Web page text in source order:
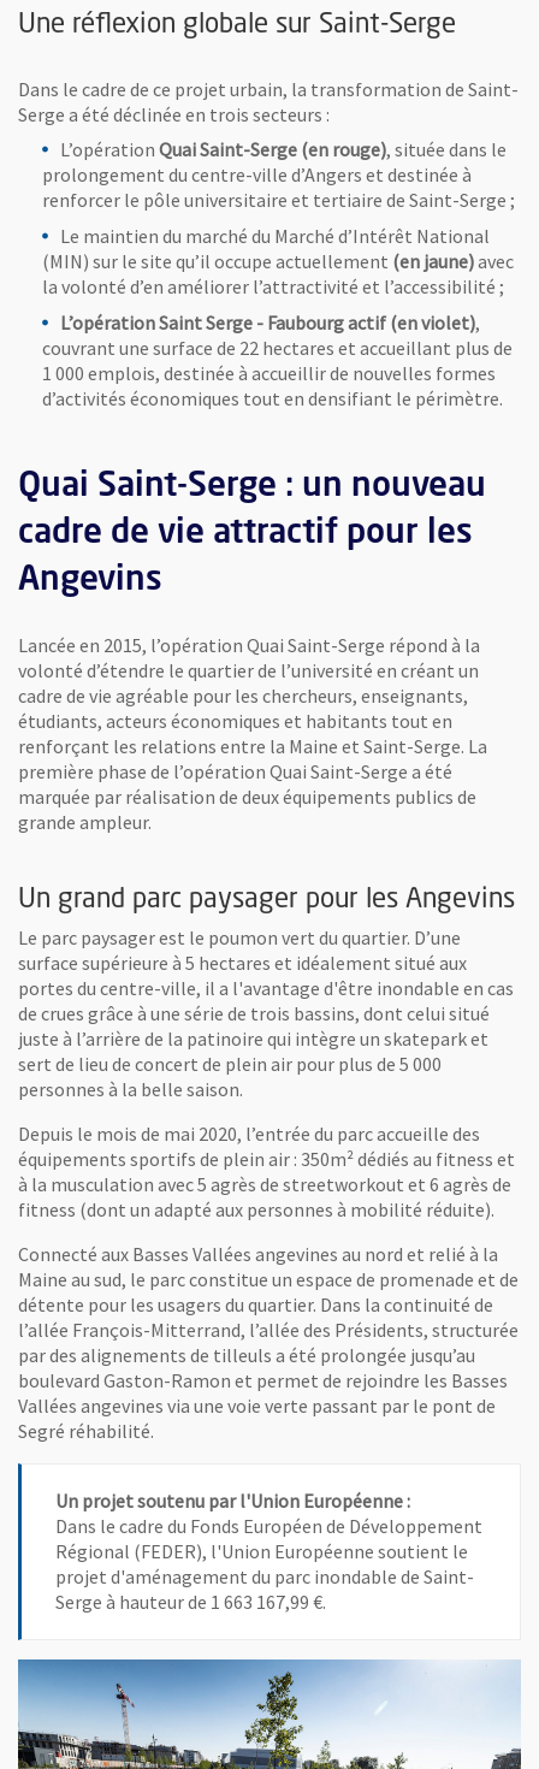
Une réflexion globale sur Saint-Serge
Dans le cadre de ce projet urbain, la transformation de Saint-
Serge a été déclinée en trois secteurs :
L’opération Quai Saint-Serge (en rouge), située dans le
prolongement du centre-ville d’Angers et destinée à
renforcer le pôle universitaire et tertiaire de Saint-Serge ;
Le maintien du marché du Marché d’Intérêt National
(MIN) sur le site qu’il occupe actuellement (en jaune)avec
la volonté d’en améliorer l’attractivité et l’accessibilité ;
L’opération Saint Serge - Faubourg actif (en violet),
couvrant une surface de 22 hectares et accueillant plus de
1 000 emplois, destinée à accueillir de nouvelles formes
d’activités économiques tout en densifiant le périmètre.
Quai Saint-Serge : un nouveau
cadre de vie attractif pour les
Angevins
Lancée en 2015, l’opération Quai Saint-Serge répond à la
volonté d’étendre le quartier de l’université en créant un
cadre de vie agréable pour les chercheurs, enseignants,
étudiants, acteurs économiques et habitants tout en
renforçant les relations entre la Maine et Saint-Serge. La
première phase de l’opération Quai Saint-Serge a été
marquée par réalisation de deux équipements publics de
grande ampleur.
Un grand parc paysager pour les Angevins
Le parc paysager est le poumon vert du quartier. D’une
surface supérieure à 5 hectares et idéalement situé aux
portes du centre-ville, il a l'avantage d'être inondable en cas
de crues grâce à une série de trois bassins, dont celui situé
juste à l’arrière de la patinoire qui intègre un skatepark et
sert de lieu de concert de plein air pour plus de 5 000
personnes à la belle saison.
Depuis le mois de mai 2020, l’entrée du parc accueille des
équipements sportifs de plein air : 350m² dédiés au fitness et
à la musculation avec 5 agrès de streetworkout et 6 agrès de
fitness (dont un adapté aux personnes à mobilité réduite).
Connecté aux Basses Vallées angevines au nord et relié à la
Maine au sud, le parc constitue un espace de promenade et de
détente pour les usagers du quartier. Dans la continuité de
l’allée François-Mitterrand, l’allée des Présidents, structurée
par des alignements de tilleuls a été prolongée jusqu’au
boulevard Gaston-Ramon et permet de rejoindre les Basses
Vallées angevines via une voie verte passant par le pont de
Segré réhabilité.
Un projet soutenu par l'Union Européenne :
Dans le cadre du Fonds Européen de Développement
Régional (FEDER), l'Union Européenne soutient le
projet d'aménagement du parc inondable de Saint-
Serge à hauteur de 1 663 167,99 €.